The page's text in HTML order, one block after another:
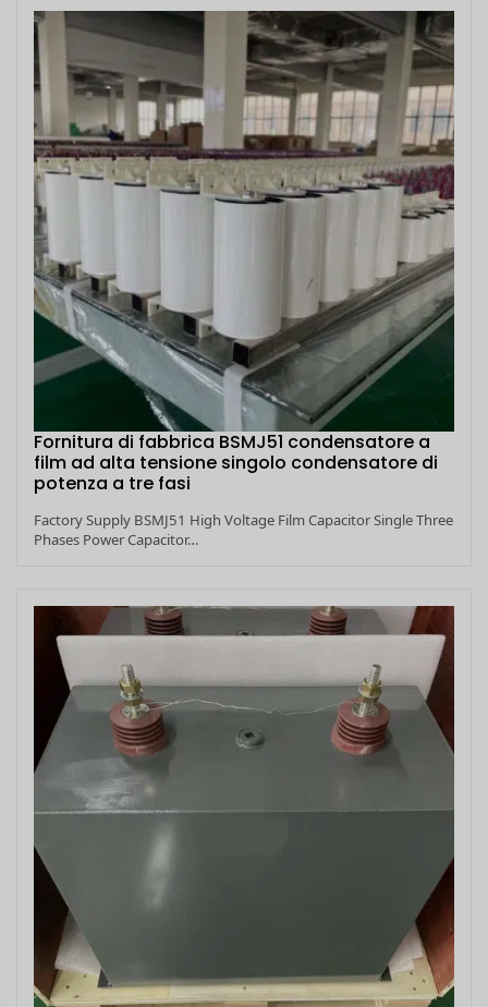
Fornitura di fabbrica BSMJ51 condensatore a
film ad alta tensione singolo condensatore di
potenza a tre fasi
Factory Supply BSMJ51 High Voltage Film Capacitor Single Three
Phases Power Capacitor…